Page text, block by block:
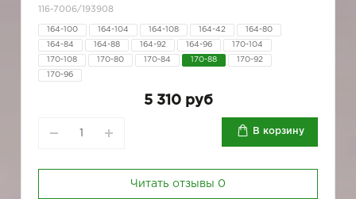
116-7006/193908
164-100 164-104 164-108 164-42 164-80
164-84 164-88 164-92 164-96 170-104
170-108 170-80 170-84 170-88 170-92
170-96
5 310 руб
В корзину
Читать отзывы 0